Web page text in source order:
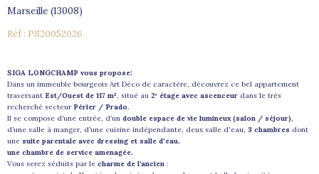
Marseille (13008)
Réf : PS20052026
SIGA LONGCHAMP vous propose:
Dans un immeuble bourgeois Art Déco de caractère, découvrez ce bel appartement
traversant Est/Ouest de 117 m², situé au 2ᵉ étage avec ascenceur dans le très
recherché secteur Périer / Prado.
Il se compose d’une entrée, d’un double espace de vie lumineux (salon / séjour),
d’une salle à manger, d’une cuisine indépendante, deux salle d'eau, 3 chambres dont
une suite parentale avec dressing et salle d'eau.
une chambre de service amenagée.
Vous serez séduits par le charme de l’ancien :